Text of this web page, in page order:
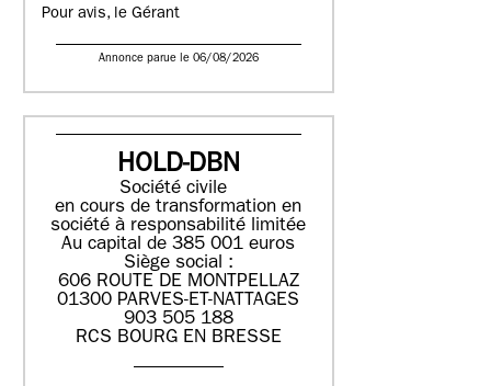
Pour avis, le Gérant
Annonce parue le 06/08/2026
HOLD-DBN
Société civile
en cours de transformation en
société à responsabilité limitée
Au capital de 385 001 euros
Siège social :
606 ROUTE DE MONTPELLAZ
01300 PARVES-ET-NATTAGES
903 505 188
RCS BOURG EN BRESSE